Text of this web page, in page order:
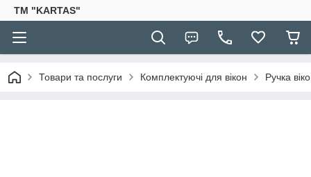
TM "KARTAS"
Товари та послуги Комплектуючі для вікон Ручка